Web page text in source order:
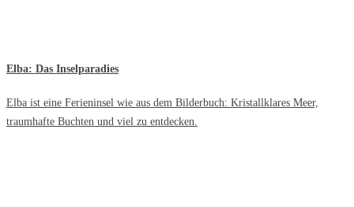
Elba: Das Inselparadies
Elba ist eine Ferieninsel wie aus dem Bilderbuch: Kristallklares Meer,
traumhafte Buchten und viel zu entdecken.